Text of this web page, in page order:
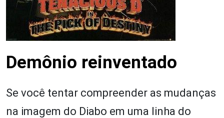
Demônio reinventado
Se você tentar compreender as mudanças
na imagem do Diabo em uma linha do